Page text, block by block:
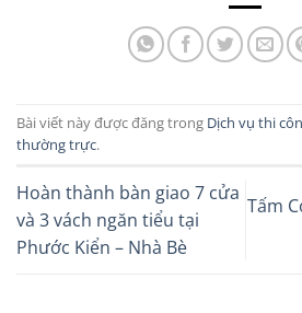
Bài viết này được đăng trong Dịch vụ thi
thường trực.
Hoàn thành bàn giao 7 cửa
và 3 vách ngăn tiểu tại
Phước Kiển – Nhà Bè
Tấm